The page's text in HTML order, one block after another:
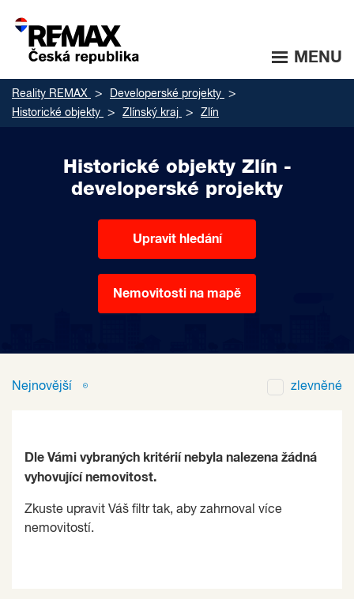
MENU
Reality REMAX
Developerské projekty
Historické objekty
Zlínský kraj Zlín
Historické objekty Zlín -
developerské projekty
Upravit hledání
Nemovitosti na mapě
Nejnovější zlevněné
Dle Vámi vybraných kritérií nebyla nalezena žádná
vyhovující nemovitost.
Zkuste upravit Váš filtr tak, aby zahrnoval více
nemovitostí.